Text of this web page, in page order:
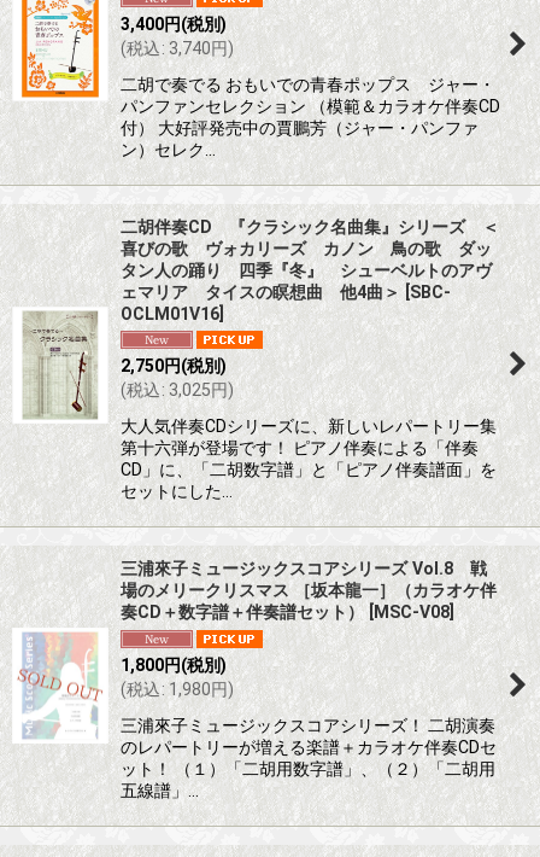
3,400円(税別)
(税込: 3,740円)
二胡で奏でる おもいでの青春ポップス ジャー・
パンファンセレクション （模範＆カラオケ伴奏CD
付） 大好評発売中の賈鵬芳（ジャー・パンファ
ン）セレク…
二胡伴奏CD 『クラシック名曲集』シリーズ ＜
喜びの歌 ヴォカリーズ カノン 鳥の歌 ダッ
タン人の踊り 四季『冬』 シューベルトのアヴ
ェマリア タイスの瞑想曲 他4曲＞ [SBC-
OCLM01V16]
2,750円(税別)
(税込: 3,025円)
大人気伴奏CDシリーズに、新しいレパートリー集
第十六弾が登場です！ ピアノ伴奏による「伴奏
CD」に、「二胡数字譜」と「ピアノ伴奏譜面」を
セットにした…
三浦來子ミュージックスコアシリーズ Vol.8 戦
場のメリークリスマス ［坂本龍一］（カラオケ伴
奏CD＋数字譜＋伴奏譜セット）
MSC-V08
1,800円(税別)
(税込: 1,980円)
三浦來子ミュージックスコアシリーズ！ 二胡演奏
のレパートリーが増える楽譜＋カラオケ伴奏CDセ
ット！ （１）「二胡用数字譜」、（２）「二胡用
五線譜」…